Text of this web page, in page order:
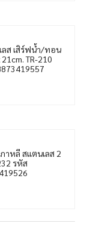
ลส เสิร์ฟน้ำ/ทอน
21cm. TR-210
าหลี สแตนเลส 2
รหัส